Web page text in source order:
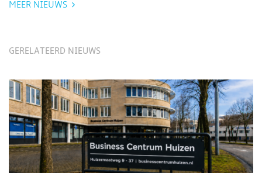
MEER NIEUWS
GERELATEERD NIEUWS